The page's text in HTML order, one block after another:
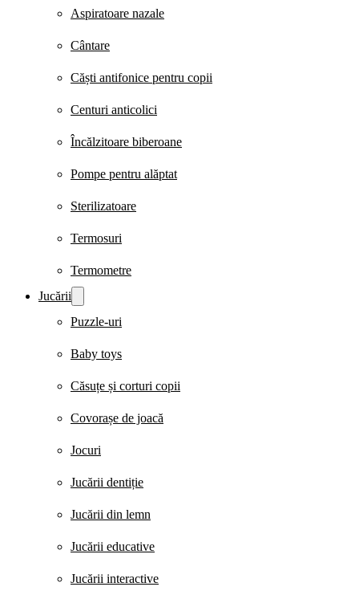
Aspiratoare nazale
Cântare
Căști antifonice pentru copii
Centuri anticolici
Încălzitoare biberoane
Pompe pentru alăptat
Sterilizatoare
Termosuri
Termometre
Jucării
Puzzle-uri
Baby toys
Căsuțe și corturi copii
Covorașe de joacă
Jocuri
Jucării dentiție
Jucării din lemn
Jucării educative
Jucării interactive